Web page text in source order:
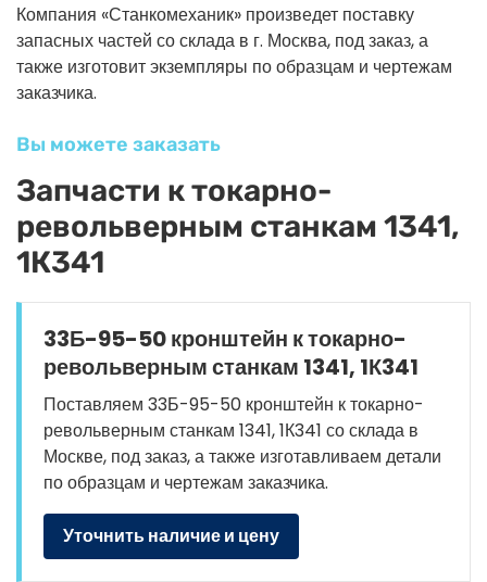
Компания «Станкомеханик» произведет поставку
запасных частей со склада в г. Москва, под заказ, а
также изготовит экземпляры по образцам и чертежам
заказчика.
Вы можете заказать
Запчасти к токарно-
револьверным станкам 1341,
1К341
33Б-95-50 кронштейн к токарно-
револьверным станкам 1341, 1К341
Поставляем 33Б-95-50 кронштейн к токарно-
револьверным станкам 1341, 1К341 со склада в
Москве, под заказ, а также изготавливаем детали
по образцам и чертежам заказчика.
Уточнить наличие и цену